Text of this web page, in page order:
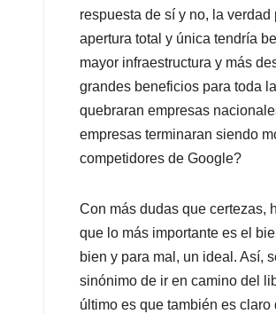
respuesta de sí y no, la
apertura total y única tendría
mayor infraestructura y más
grandes beneficios para toda
quebraran empresas
empresas terminaran siendo
competidores de Google?
Con más dudas que certezas,
que lo más importante es el
bien y para mal, un ideal. Así,
sinónimo de ir en camino del
último es que también es